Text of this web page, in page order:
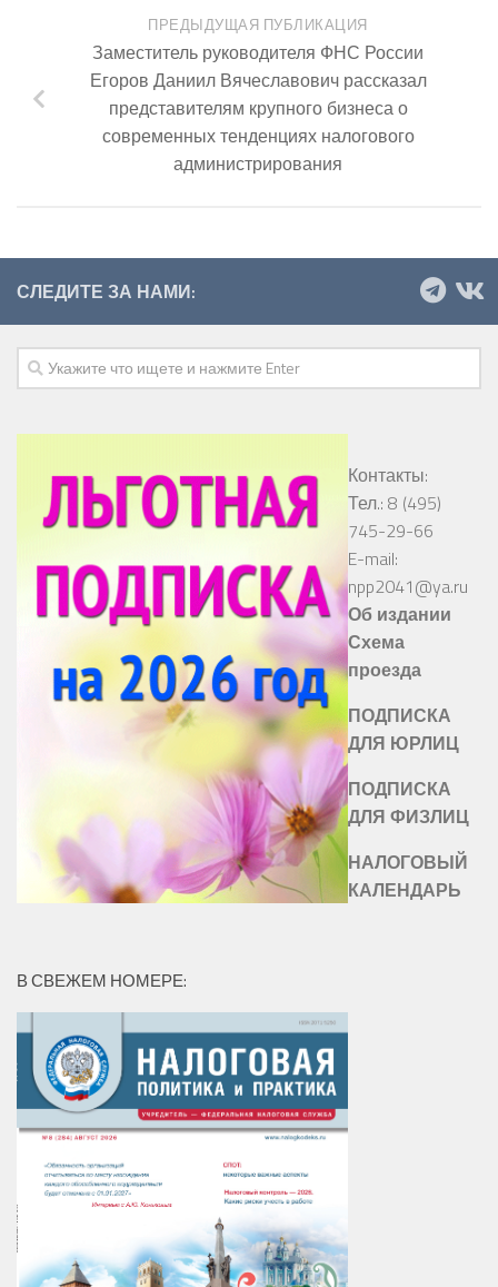
ПРЕДЫДУЩАЯ ПУБЛИКАЦИЯ
Заместитель руководителя ФНС России
Егоров Даниил Вячеславович рассказал
представителям крупного бизнеса о
современных тенденциях налогового
администрирования
СЛЕДИТЕ ЗА НАМИ:
Контакты:
Тел.: 8 (495)
745-29-66
E-mail:
npp2041@ya.ru
Об издании
Схема
проезда
ПОДПИСКА
ДЛЯ ЮРЛИЦ
ПОДПИСКА
ДЛЯ ФИЗЛИЦ
НАЛОГОВЫЙ
КАЛЕНДАРЬ
В СВЕЖЕМ НОМЕРЕ: